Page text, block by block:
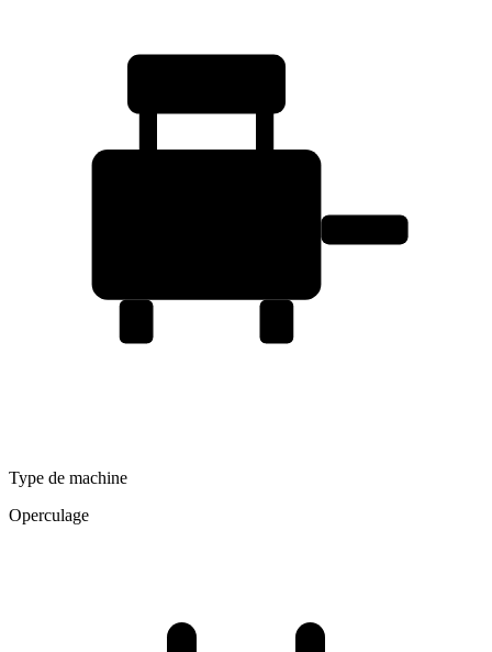
Type de machine
Operculage